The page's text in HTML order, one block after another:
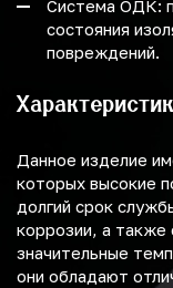
Система ОДК:
состояния
повреждений.
Данное изделие
которых высокие
долгий срок
коррозии, а также
значительные
они обладают